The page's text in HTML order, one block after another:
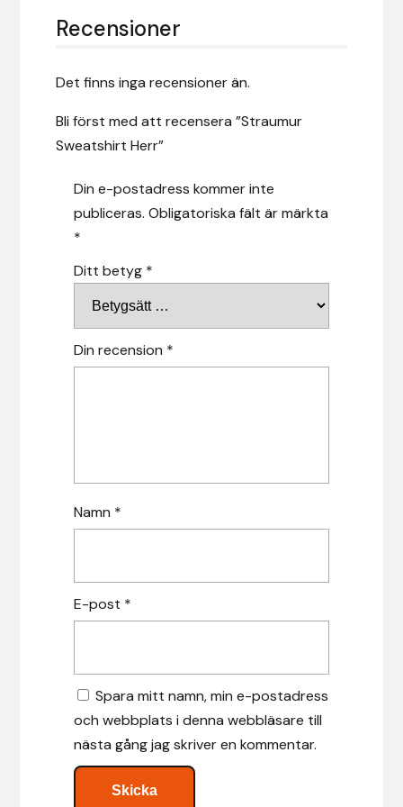
Recensioner
Det finns inga recensioner än.
Bli först med att recensera ”Straumur
Sweatshirt Herr”
Din e-postadress kommer inte
publiceras. Obligatoriska fält är märkta
*
Ditt betyg *
Din recension *
Namn *
E-post *
Spara mitt namn, min e-postadress
och webbplats i denna webbläsare till
nästa gång jag skriver en kommentar.
Islensk.is
J&S Saddlery
Källquist Equestrian
Kidka of Iceland
Klisterdekaler.se
Ky Rotary Bit
Mountain Horse
Muck Boot Company